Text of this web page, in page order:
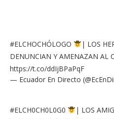
#ELCHOCHÓLOGO
| LOS
DENUNCIAN Y AMENAZAN AL
https://t.co/ddIjBPaPqF
— Ecuador En Directo
#ELCH0CH0L0G0
| LOS